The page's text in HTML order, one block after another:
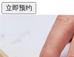
立即预约